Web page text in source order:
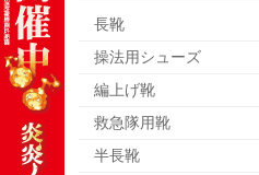
長靴
操法用シューズ
編上げ靴
救急隊用靴
半長靴